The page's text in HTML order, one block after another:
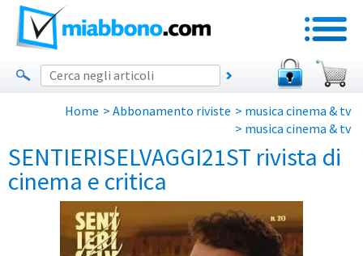
Home > Abbonamento riviste > musica cinema & tv
> musica cinema & tv
SENTIERISELVAGGI21ST rivista di
cinema e critica